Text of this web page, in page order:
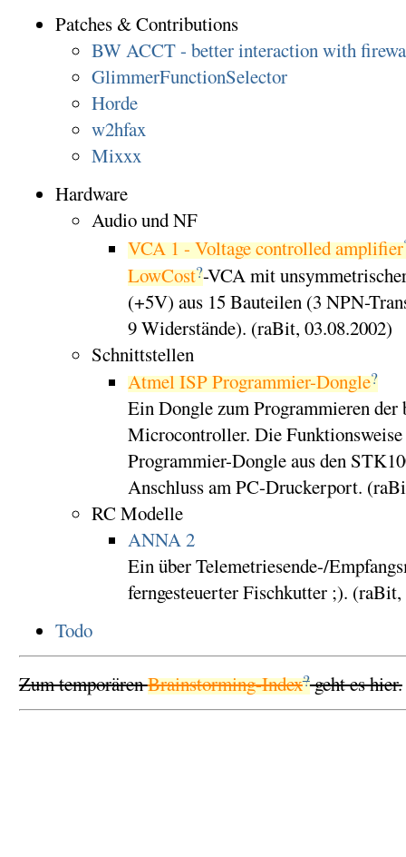
Patches & Contributions
BW ACCT - better interaction with
GlimmerFunctionSelector
Horde
w2hfax
Mixxx
Hardware
Audio und NF
VCA 1 - Voltage controlled amplifier
LowCost?-VCA mit
(+5V) aus 15 Bauteilen (3 NPN-
9 Widerstände). (raBit, 03.08.2002)
Schnittstellen
Atmel ISP Programmier-Dongle?
Ein Dongle zum Programmieren
Microcontroller. Die
Programmier-Dongle aus den
Anschluss am PC-Druckerport.
RC Modelle
ANNA 2
Ein über Telemetriesende-/
ferngesteuerter Fischkutter ;). (raBit,
Todo
Zum temporärenBrainstorming-Index?geht es hier.